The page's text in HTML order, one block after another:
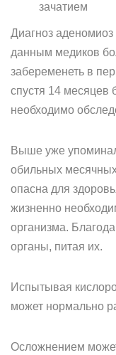
зачатием
Диагноз
данным медиков
забеременеть в
спустя 14 месяцев
необходимо
Выше уже
обильных
опасна для
жизненно
организма.
органы, питая их.
Испытывая
может нормально
Осложнением